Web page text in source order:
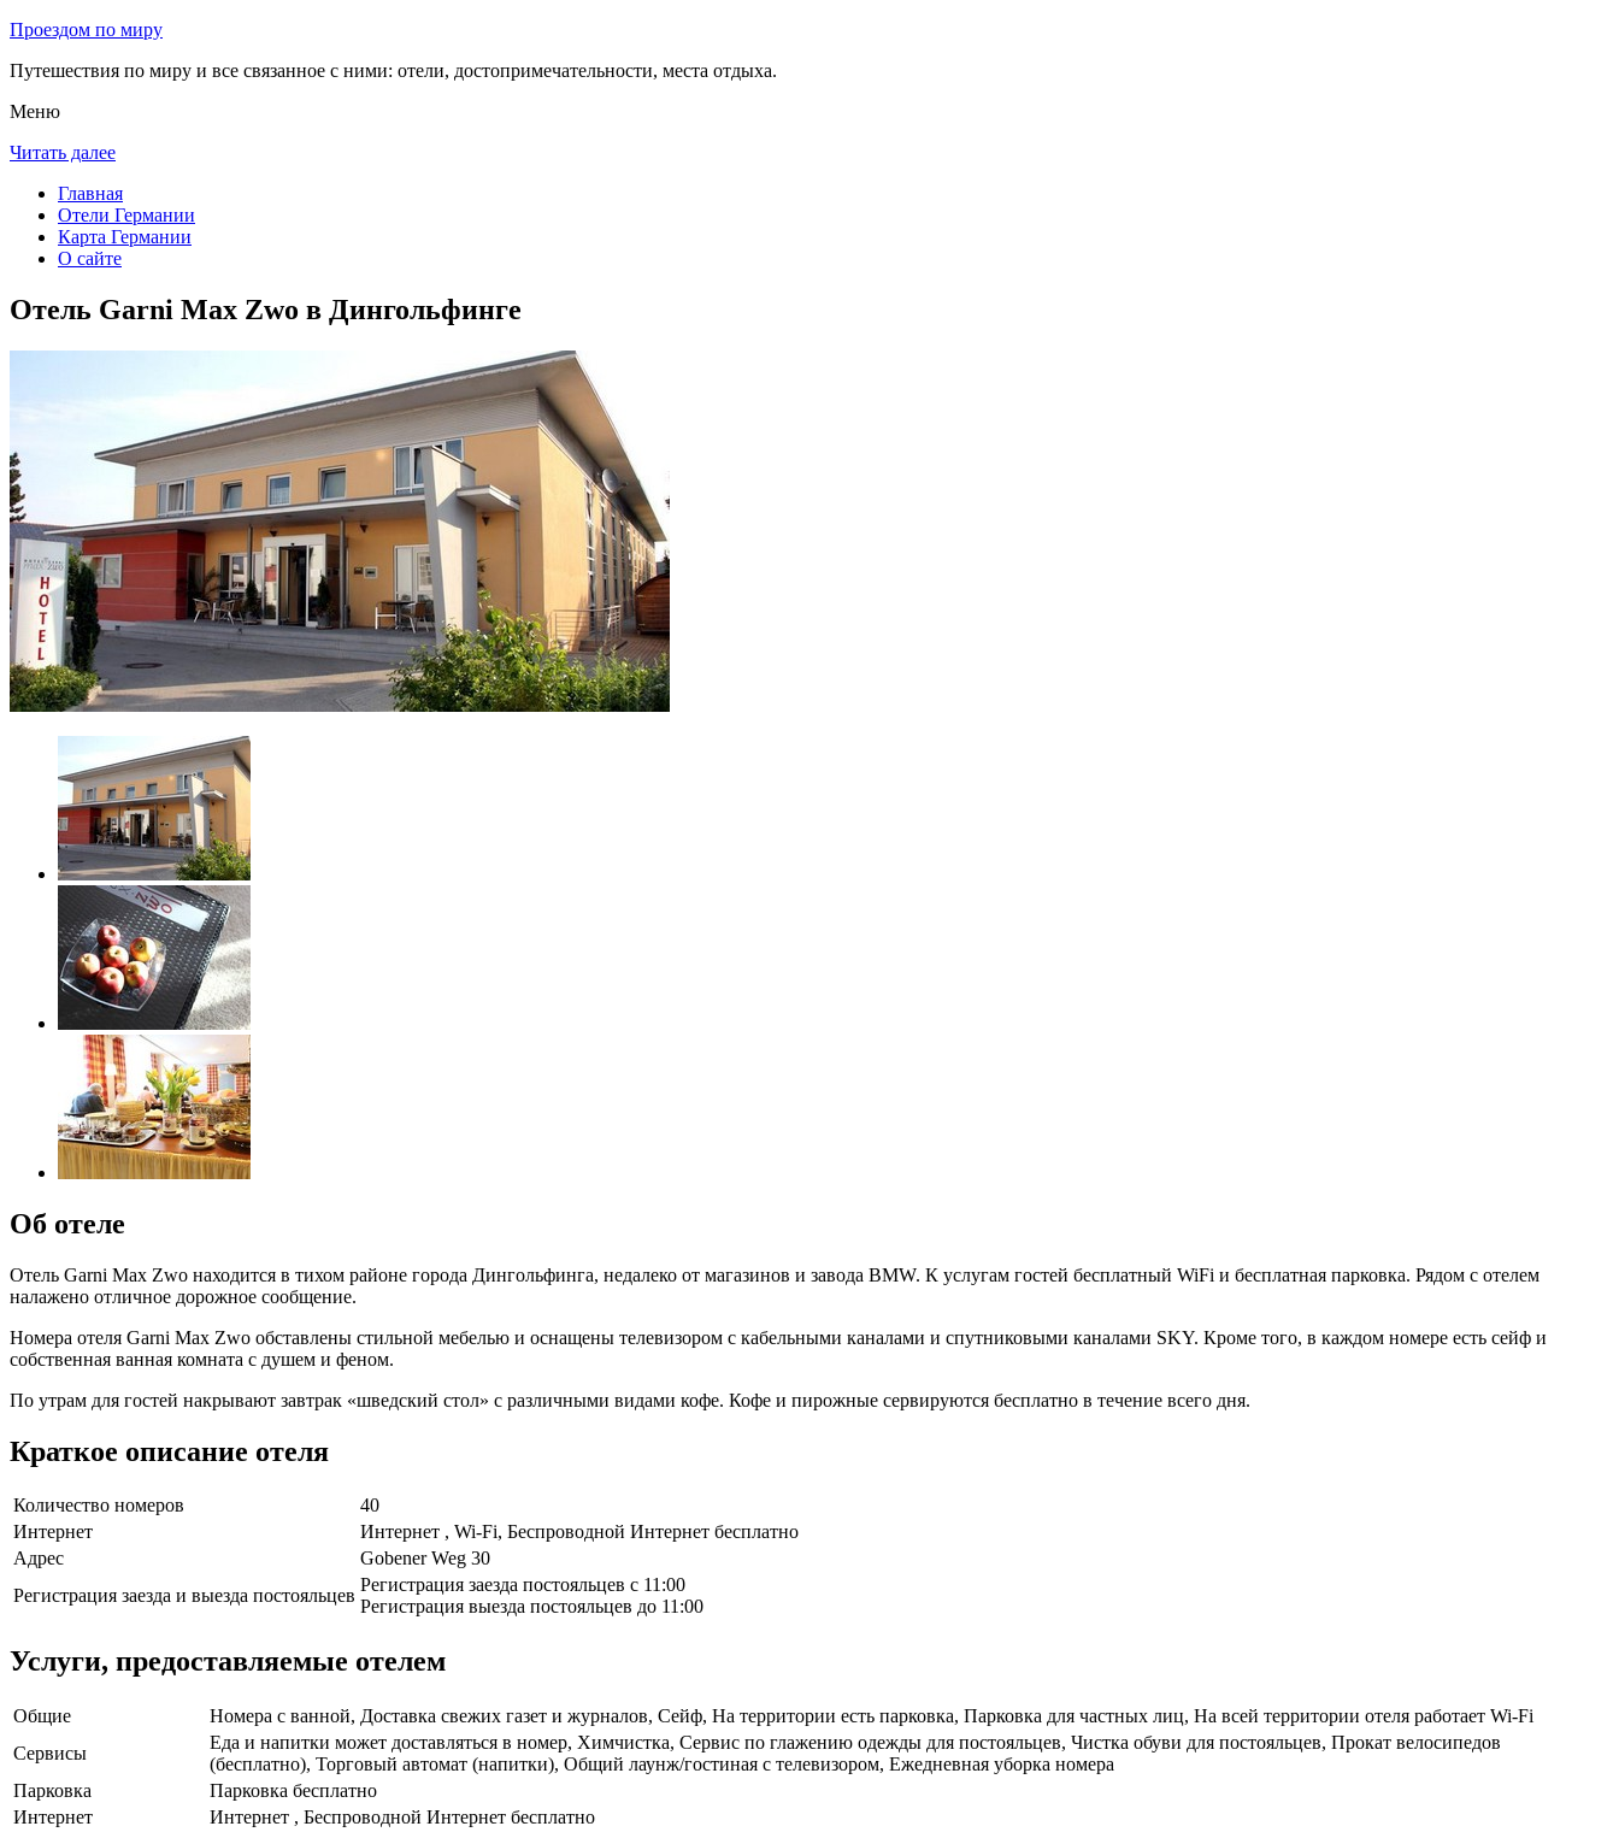
Проездом по миру
Путешествия по миру и все связанное с ними: отели, достопримечательности, места отдыха.
Меню
Читать далее
Главная
Отели Германии
Карта Германии
О сайте
Отель Garni Max Zwo в Дингольфинге
Об отеле
Отель Garni Max Zwo находится в тихом районе города Дингольфинга, недалеко от магазинов и завода BMW. К услугам гостей бесплатный WiFi и бесплатная парковка. Рядом с отелем
налажено отличное дорожное сообщение.
Номера отеля Garni Max Zwo обставлены стильной мебелью и оснащены телевизором с кабельными каналами и спутниковыми каналами SKY. Кроме того, в каждом номере есть сейф и
собственная ванная комната с душем и феном.
По утрам для гостей накрывают завтрак «шведский стол» с различными видами кофе. Кофе и пирожные сервируются бесплатно в течение всего дня.
Краткое описание отеля
Количество номеров
40
Интернет
Интернет , Wi-Fi, Беспроводной Интернет бесплатно
Адрес
Gobener Weg 30
Регистрация заезда и выезда постояльцев
Регистрация заезда постояльцев с 11:00
Регистрация выезда постояльцев до 11:00
Услуги, предоставляемые отелем
Общие
Номера с ванной, Доставка свежих газет и журналов, Сейф, На территории есть парковка, Парковка для частных лиц, На всей территории отеля работает Wi-Fi
Сервисы
Еда и напитки может доставляться в номер, Химчистка, Сервис по глажению одежды для постояльцев, Чистка обуви для постояльцев, Прокат велосипедов
(бесплатно), Торговый автомат (напитки), Общий лаунж/гостиная с телевизором, Ежедневная уборка номера
Парковка
Парковка бесплатно
Интернет
Интернет , Беспроводной Интернет бесплатно